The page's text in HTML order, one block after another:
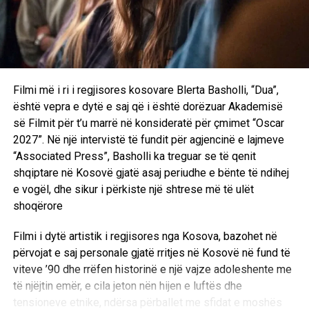
Filmi më i ri i regjisores kosovare Blerta Basholli, “Dua”,
është vepra e dytë e saj që i është dorëzuar Akademisë
së Filmit për t’u marrë në konsideratë për çmimet “Oscar
2027”. Në një intervistë të fundit për agjencinë e lajmeve
“Associated Press”, Basholli ka treguar se të qenit
shqiptare në Kosovë gjatë asaj periudhe e bënte të ndihej
e vogël, dhe sikur i përkiste një shtrese më të ulët
shoqërore
Filmi i dytë artistik i regjisores nga Kosova, bazohet në
përvojat e saj personale gjatë rritjes në Kosovë në fund të
viteve ’90 dhe rrëfen historinë e një vajze adoleshente me
të njëjtin emër, e cila jeton nën hijen e luftës dhe
tensioneve etnike, ndërsa përballet me sfidat e moshës